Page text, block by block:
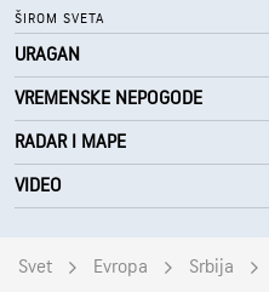
ŠIROM SVETA
URAGAN
VREMENSKE NEPOGODE
RADAR I MAPE
VIDEO
Svet Evropa Srbija